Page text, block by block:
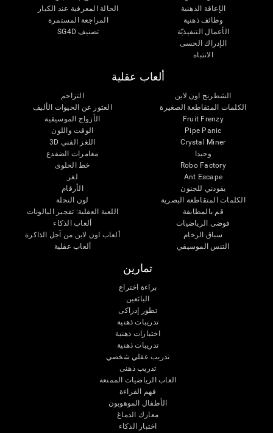
الإعاقة الذهنية
وظائف ذهنية
الأعمال التنفيذيّة
الإدراك الحسى
الانتباه
الحالة المعرفية عند الكبار
المراجعة المستمرة
تصنيف SG4D
ألعاب عقلية
الشطرنج اون لاين
الكلمات المتقاطعة الصغيرة
Fruit Frenzy
Pipe Panic
Crystal Miner
وحيدا
Robo Factory
Ant Escape
يقودني للجنون
الكلمات المتقاطعة البصرية
قم بالمطابقة
فوضى الرياضيات
سباق الرخام
التنس الموسيقي
التزاحم
العثور عن الحيوات الأليف
الأزواج الموسيقية
الوقت واللون
اللغز الفني 3D
مغامرات الضفدع
خط الحلوى
لغز
الأرقام
لون النحلة
اللعبة العقلية: تفجير البالونات
ألعاب الذكاء
ألعاب اون لاين من آجل الذاكرة
ألعاب عقلية
تمارين
براءة اختراع
البائعين
تطور إدراكى
تدريبات ذهنية
اختبارات ذهنية
تدريبات ذهنية
تدريب عقلي شخصي
تدريب ذهنى
العاب الرياضيات الممتعة
فهم القراءة
الأطفال الموهوبون
معارك الدماغ
اختبار الذكاء